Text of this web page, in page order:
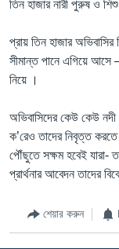
তিন হাজার নারী পুরুষ ও
প্রায় তিন হাজার অভিবাসির
সীমান্ত পানে এগিয়ে আসে
নিয়ে ।
অভিবাসিদের কেউ কেউ
ক’রেও তাদের নিবৃত্ত করতে
পৌঁছুতে সক্ষম হবেই যারা-
প্রার্থনার আবেদন তাদের
শেয়ার করুন